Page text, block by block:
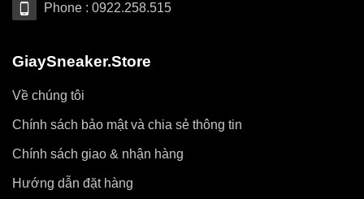
Phone : 0922.258.515
GiaySneaker.Store
Về chúng tôi
Chính sách bảo mật và chia sẻ thông tin
Chính sách giao & nhận hàng
Hướng dẫn đặt hàng